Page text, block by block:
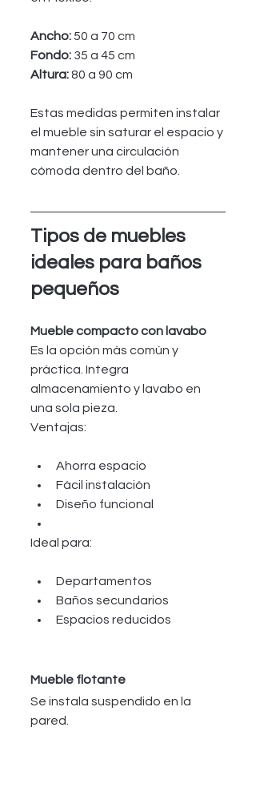
Ancho: 50 a 70 cm
Fondo: 35 a 45 cm
Altura: 80 a 90 cm
Estas medidas permiten instalar
el mueble sin saturar el espacio y
mantener una circulación
cómoda dentro del baño.
Tipos de muebles
ideales para baños
pequeños
Mueble compacto con lavabo
Es la opción más común y
práctica. Integra
almacenamiento y lavabo en
una sola pieza.
Ventajas:
Ahorra espacio
Fácil instalación
Diseño funcional
Ideal para:
Departamentos
Baños secundarios
Espacios reducidos
Mueble flotante
Se instala suspendido en la
pared.